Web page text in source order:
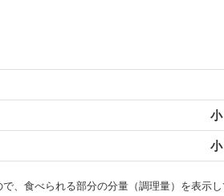
、食べられる部分の分量（調理量）を表示し